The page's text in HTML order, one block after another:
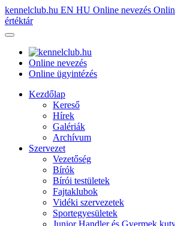
kennelclub.hu EN HU Online nevezés
értéktár
Online nevezés
Online ügyintézés
Kezdőlap
Kereső
Hírek
Galériák
Archívum
Szervezet
Vezetőség
Bírók
Bírói testületek
Fajtaklubok
Vidéki szervezetek
Sportegyesületek
Junior Handler és Gyermek